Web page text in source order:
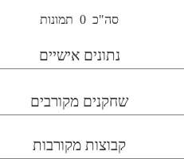
סה"כ 0 תמונות
נתונים אישיים
שחקנים מקורבים
קבוצות מקורבות